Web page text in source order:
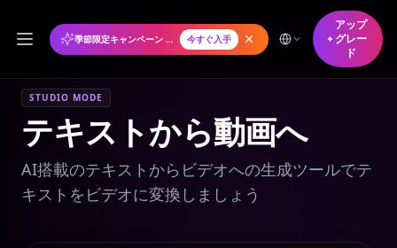
季節限定キャンペーン 年間プランが50%オフ 今すぐ入手
アップ
グレー
ド
STUDIO MODE
テキストから動画へ
AI搭載のテキストからビデオへの生成ツールでテ
キストをビデオに変換しましょう